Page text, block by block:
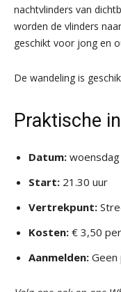
nachtvlinders van
worden de vlinders
geschikt voor jong en
De wandeling is
Praktische
Datum:
Start: 21.30 uur
Vertrekpunt:
Kosten: € 3,50
Aanmelden: Geen